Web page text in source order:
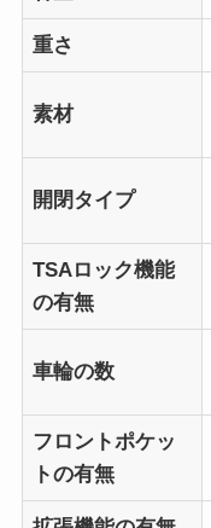
重さ
素材
開閉タイプ
TSAロック機能
の有無
車輪の数
フロントポケッ
トの有無